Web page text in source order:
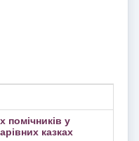
помічників у
казках